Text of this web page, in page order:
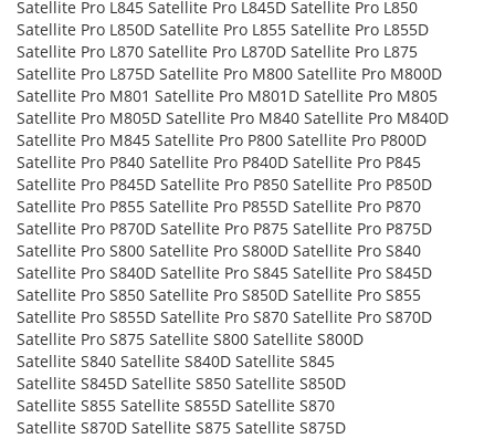
Satellite Pro L845 Satellite Pro L845D Satellite Pro L850
Satellite Pro L850D Satellite Pro L855 Satellite Pro L855D
Satellite Pro L870 Satellite Pro L870D Satellite Pro L875
Satellite Pro L875D Satellite Pro M800 Satellite Pro M800D
Satellite Pro M801 Satellite Pro M801D Satellite Pro M805
Satellite Pro M805D Satellite Pro M840 Satellite Pro M840D
Satellite Pro M845 Satellite Pro P800 Satellite Pro P800D
Satellite Pro P840 Satellite Pro P840D Satellite Pro P845
Satellite Pro P845D Satellite Pro P850 Satellite Pro P850D
Satellite Pro P855 Satellite Pro P855D Satellite Pro P870
Satellite Pro P870D Satellite Pro P875 Satellite Pro P875D
Satellite Pro S800 Satellite Pro S800D Satellite Pro S840
Satellite Pro S840D Satellite Pro S845 Satellite Pro S845D
Satellite Pro S850 Satellite Pro S850D Satellite Pro S855
Satellite Pro S855D Satellite Pro S870 Satellite Pro S870D
Satellite Pro S875 Satellite S800 Satellite S800D
Satellite S840 Satellite S840D Satellite S845
Satellite S845D Satellite S850 Satellite S850D
Satellite S855 Satellite S855D Satellite S870
Satellite S870D Satellite S875 Satellite S875D